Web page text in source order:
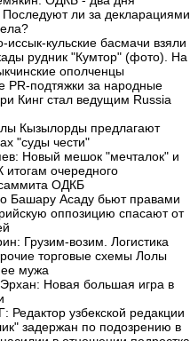
Последуют ли за декларациями
иссык-кульские басмачи взяли
рудник "Кумтор" (фото). На
ополченцы
PR-подтяжки за народные
Кинг стал ведущим Russia
Кызылорды предлагают
"суды чести"
Новый мешок "мечталок" и
очередного
ОДКБ
Башару Асаду бьют правами
оппозицию спасают от
Грузим-возим. Логистика
торговые схемы Лолы
мужа
Новая большая игра в
Редактор узбекской редакции
задержан по подозрению в